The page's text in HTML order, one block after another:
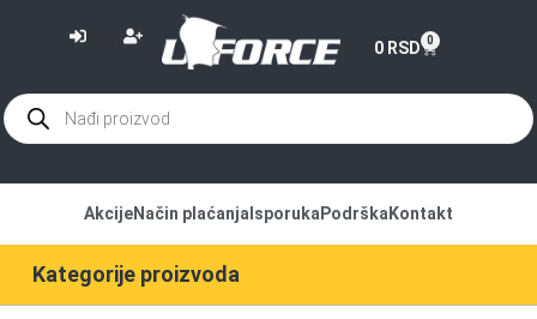
0 RSD 0
Kategorije proizvoda
AkcijeNačin plaćanja Isporuka Podrška Kontakt